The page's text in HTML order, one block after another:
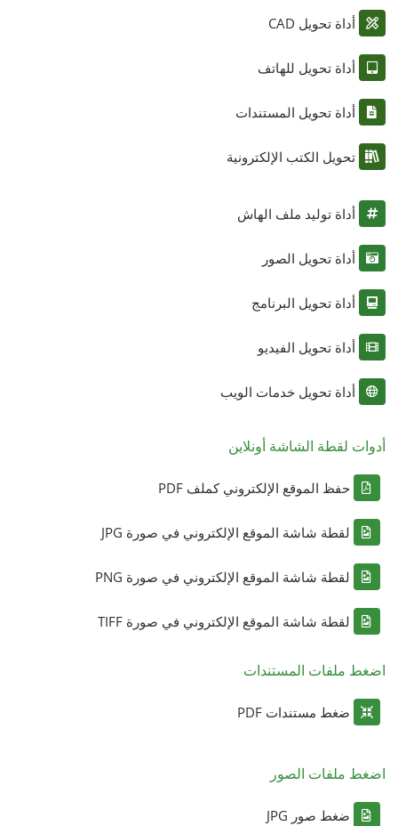
أداة تحويل CAD
أداة تحويل للهاتف
أداة تحويل المستندات
تحويل الكتب الإلكترونية
أداة توليد ملف الهاش
أداة تحويل الصور
أداة تحويل البرنامج
أداة تحويل الفيديو
أداة تحويل خدمات الويب
أدوات لقطة الشاشة أونلاين
حفظ الموقع الإلكتروني كملف PDF
لقطة شاشة الموقع الإلكتروني في صورة JPG
لقطة شاشة الموقع الإلكتروني في صورة PNG
لقطة شاشة الموقع الإلكتروني في صورة TIFF
اضغط ملفات المستندات
ضغط مستندات PDF
اضغط ملفات الصور
ضغط صور JPG